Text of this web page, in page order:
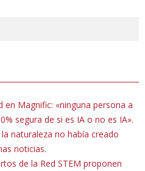
en Magnific: «ninguna persona a
segura de si es IA o no es IA».
naturaleza no había creado
noticias.
de la Red STEM proponen